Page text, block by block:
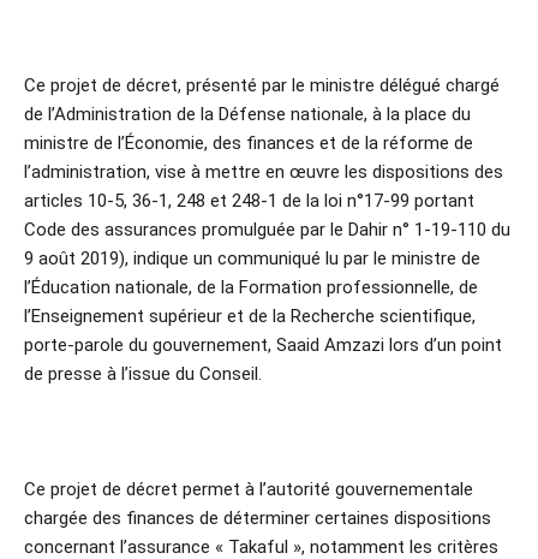
Ce projet de décret, présenté par le ministre délégué chargé
de l’Administration de la Défense nationale, à la place du
ministre de l’Économie, des finances et de la réforme de
l’administration, vise à mettre en œuvre les dispositions des
articles 10-5, 36-1, 248 et 248-1 de la loi n°17-99 portant
Code des assurances promulguée par le Dahir n° 1-19-110 du
9 août 2019), indique un communiqué lu par le ministre de
l’Éducation nationale, de la Formation professionnelle, de
l’Enseignement supérieur et de la Recherche scientifique,
porte-parole du gouvernement, Saaid Amzazi lors d’un point
de presse à l’issue du Conseil.
Ce projet de décret permet à l’autorité gouvernementale
chargée des finances de déterminer certaines dispositions
concernant l’assurance « Takaful », notamment les critères